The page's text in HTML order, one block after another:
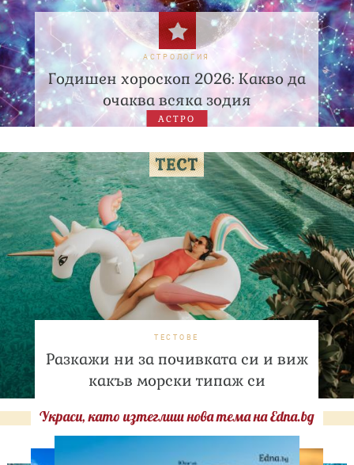
АСТРОЛОГИЯ
Годишен хороскоп 2026: Какво да
очаква всяка зодия
АСТРО
ТЕСТОВЕ
Разкажи ни за почивката си и виж
какъв морски типаж си
Украси, като изтеглиш нова тема на Edna.bg